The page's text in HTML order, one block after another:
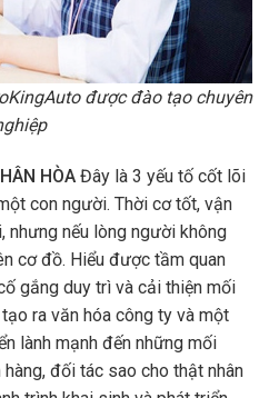
được đào tạo chuyên
HÒA Đây là 3 yếu tố cốt lõi
con người. Thời cơ tốt, vận
nhưng nếu lòng người không
cơ đồ. Hiểu được tầm quan
gắng duy trì và cải thiện mối
ra văn hóa công ty và một
lành mạnh đến những mối
đối tác sao cho thật nhân